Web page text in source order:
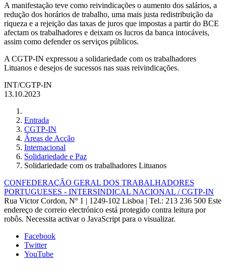
A manifestação teve como reivindicações o aumento dos salários, a
redução dos horários de trabalho, uma mais justa redistribuição da
riqueza e a rejeição das taxas de juros que impostas a partir do BCE
afectam os trabalhadores e deixam os lucros da banca intocáveis,
assim como defender os serviços públicos.
A CGTP-IN expressou a solidariedade com os trabalhadores
Lituanos e desejos de sucessos nas suas reivindicações.
INT/CGTP-IN
13.10.2023
Entrada
CGTP-IN
Áreas de Acção
Internacional
Solidariedade e Paz
Solidariedade com os trabalhadores Lituanos
CONFEDERAÇÃO GERAL DOS TRABALHADORES
PORTUGUESES - INTERSINDICAL NACIONAL / CGTP-IN
Rua Victor Cordon, Nº 1 | 1249-102 Lisboa | Tel.: 213 236 500 Este
endereço de correio electrónico está protegido contra leitura por
robôs. Necessita activar o JavaScript para o visualizar.
Facebook
Twitter
YouTube